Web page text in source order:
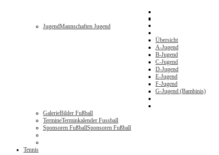
JugendMannschaften Jugend
Übersicht
A-Jugend
B-Jugend
C-Jugend
D-Jugend
E-Jugend
F-Jugend
G-Jugend (Bambinis)
GalerieBilder Fußball
TermineTerminkalender Fussball
Sponsoren FußballSponsoren Fußball
Tennis